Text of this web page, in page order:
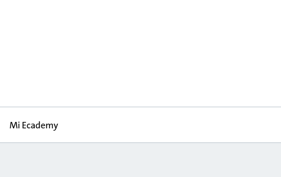
Mi Ecademy